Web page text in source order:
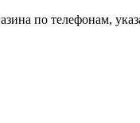
по телефонам,